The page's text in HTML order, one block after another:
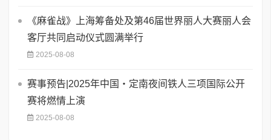
《麻雀战》上海筹备处及第46届世界丽人大赛丽人会
客厅共同启动仪式圆满举行
2025-08-08
赛事预告|2025年中国・定南夜间铁人三项国际公开
赛将燃情上演
2025-08-08